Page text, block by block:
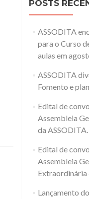
POSTS
ASSODITA
para o Curso
aulas em
ASSODITA
Fomento e
Edital de
Assembleia
da ASSODITA.
Edital de
Assembleia
Extraordinária
Lançamento